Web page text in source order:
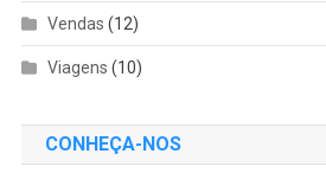
Vendas (12)
Viagens (10)
CONHEÇA-NOS